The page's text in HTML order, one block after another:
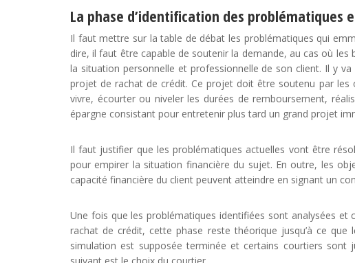
La phase d’identification des problématiques
Il faut mettre sur la table de débat les problématiques qui
dire, il faut être capable de soutenir la demande, au cas où
la situation personnelle et professionnelle de son client. Il y
projet de rachat de crédit. Ce projet doit être soutenu par
vivre, écourter ou niveler les durées de remboursement,
épargne consistant pour entretenir plus tard un grand projet
Il faut justifier que les problématiques actuelles vont être
pour empirer la situation financière du sujet. En outre, les
capacité financière du client peuvent atteindre en signant un
Une fois que les problématiques identifiées sont analysées
rachat de crédit, cette phase reste théorique jusqu’à ce
simulation est supposée terminée et certains courtiers sont